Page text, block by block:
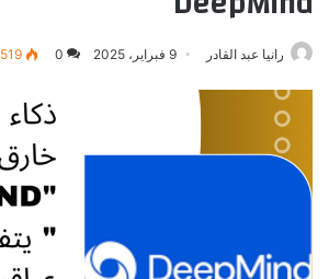
رانيا عبد القادر 9 فبراير، 2025 0
519